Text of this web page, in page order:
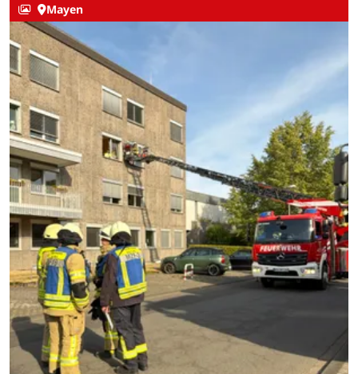
Mayen